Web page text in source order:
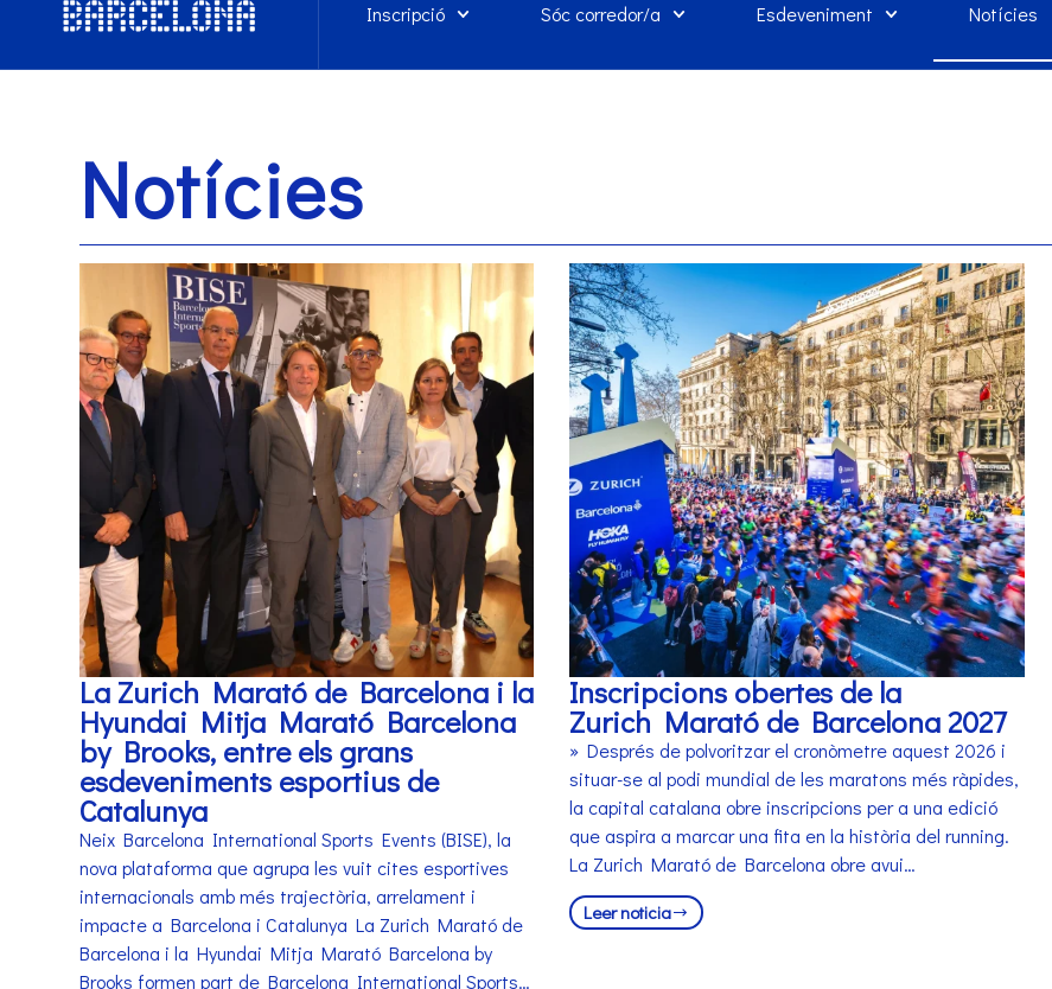
Inscripció Sóc corredor/a Esdeveniment Notícies
Notícies
La Zurich Marató de Barcelona i la
Hyundai Mitja Marató Barcelona
by Brooks, entre els grans
esdeveniments esportius de
Catalunya
Neix Barcelona International Sports Events (BISE), la
nova plataforma que agrupa les vuit cites esportives
internacionals amb més trajectòria, arrelament i
impacte a Barcelona i Catalunya La Zurich Marató de
Barcelona i la Hyundai Mitja Marató Barcelona by
Brooks formen part de Barcelona International Sports…
Inscripcions obertes de la
Zurich Marató de Barcelona 2027
» Després de polvoritzar el cronòmetre aquest 2026 i
situar-se al podi mundial de les maratons més ràpides,
la capital catalana obre inscripcions per a una edició
que aspira a marcar una fita en la història del running.
La Zurich Marató de Barcelona obre avui…
Leer noticia